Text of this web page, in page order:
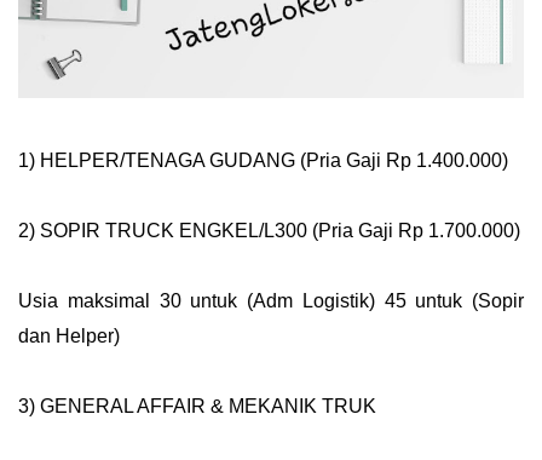
1) HELPER/TENAGA GUDANG (Pria Gaji Rp 1.400.000)
2) SOPIR TRUCK ENGKEL/L300 (Pria Gaji Rp 1.700.000)
Usia maksimal 30 untuk (Adm Logistik) 45 untuk (Sopir
dan Helper)
3) GENERAL AFFAIR & MEKANIK TRUK